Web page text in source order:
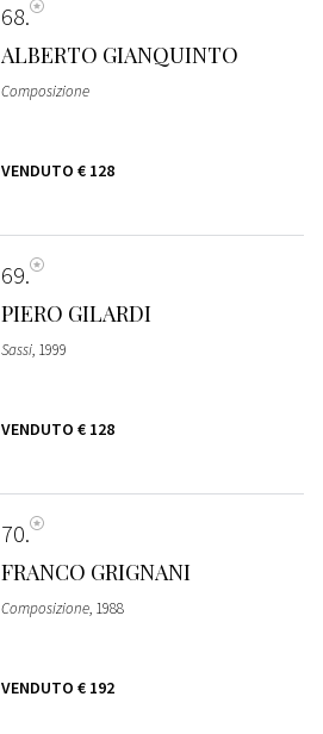
68
ALBERTO GIANQUINTO
Composizione
VENDUTO € 128
69
PIERO GILARDI
Sassi, 1999
VENDUTO € 128
70
FRANCO GRIGNANI
Composizione, 1988
VENDUTO € 192